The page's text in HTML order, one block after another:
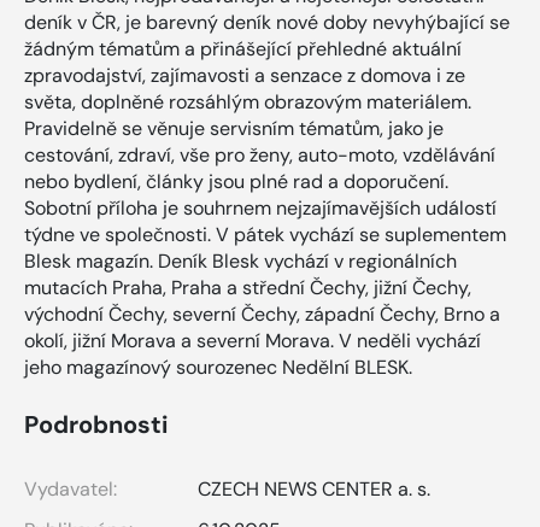
deník v ČR, je barevný deník nové doby nevyhýbající se
žádným tématům a přinášející přehledné aktuální
zpravodajství, zajímavosti a senzace z domova i ze
světa, doplněné rozsáhlým obrazovým materiálem.
Pravidelně se věnuje servisním tématům, jako je
cestování, zdraví, vše pro ženy, auto-moto, vzdělávání
nebo bydlení, články jsou plné rad a doporučení.
Sobotní příloha je souhrnem nejzajímavějších událostí
týdne ve společnosti. V pátek vychází se suplementem
Blesk magazín. Deník Blesk vychází v regionálních
mutacích Praha, Praha a střední Čechy, jižní Čechy,
východní Čechy, severní Čechy, západní Čechy, Brno a
okolí, jižní Morava a severní Morava. V neděli vychází
jeho magazínový sourozenec Nedělní BLESK.
Podrobnosti
Vydavatel:
CZECH NEWS CENTER a. s.